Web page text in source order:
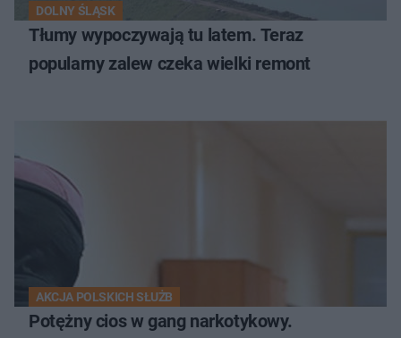
DOLNY ŚLĄSK
Tłumy wypoczywają tu latem. Teraz
popularny zalew czeka wielki remont
AKCJA POLSKICH SŁUŻB
Potężny cios w gang narkotykowy.